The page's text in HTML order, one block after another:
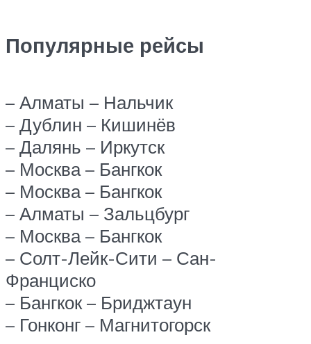
Популярные рейсы
– Алматы – Нальчик
– Дублин – Кишинёв
– Далянь – Иркутск
– Москва – Бангкок
– Москва – Бангкок
– Алматы – Зальцбург
– Москва – Бангкок
– Солт-Лейк-Сити – Сан-
Франциско
– Бангкок – Бриджтаун
– Гонконг – Магнитогорск